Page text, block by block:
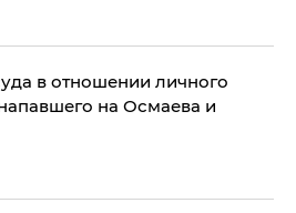
в отношении личного
на Осмаева и